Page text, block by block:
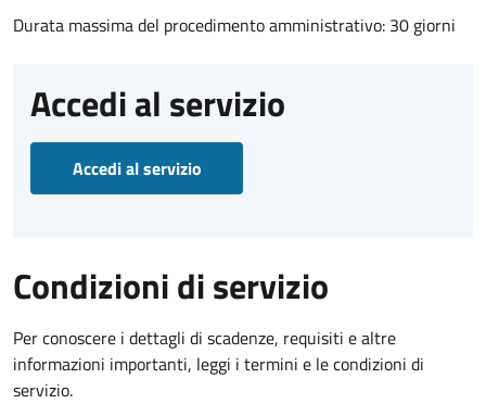
Durata massima del procedimento amministrativo: 30 giorni
Accedi al servizio
Accedi al servizio
Condizioni di servizio
Per conoscere i dettagli di scadenze, requisiti e altre
informazioni importanti, leggi i termini e le condizioni di
servizio.